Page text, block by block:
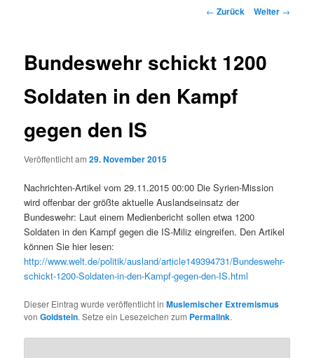
Beitragsnavigation
← Zurück Weiter →
Bundeswehr schickt 1200
Soldaten in den Kampf
gegen den IS
Veröffentlicht am29. November 2015
Nachrichten-Artikel vom 29.11.2015 00:00 Die Syrien-Mission
wird offenbar der größte aktuelle Auslandseinsatz der
Bundeswehr: Laut einem Medienbericht sollen etwa 1200
Soldaten in den Kampf gegen die IS-Miliz eingreifen. Den Artikel
können Sie hier lesen:
http://www.welt.de/politik/ausland/article149394731/Bundeswehr-
schickt-1200-Soldaten-in-den-Kampf-gegen-den-IS.html
Dieser Eintrag wurde veröffentlicht inMuslemischer Extremismus
vonGoldstein. Setze ein Lesezeichen zum Permalink.